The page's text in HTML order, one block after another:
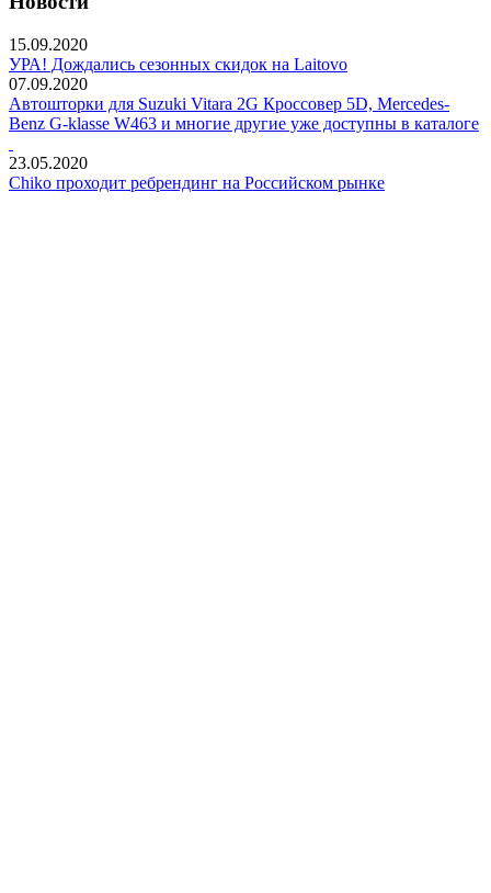
15.09.2020
УРА! Дождались сезонных скидок на Laitovo
07.09.2020
Автошторки для Suzuki Vitara 2G Кроссовер 5D, Mercedes-
Benz G-klasse W463 и многие другие уже доступны в каталоге
23.05.2020
Chiko проходит ребрендинг на Российском рынке